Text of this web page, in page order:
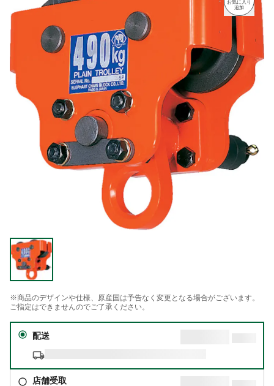
※商品のデザインや仕様、原産国は予告なく変更となる場合がございます。
ご指定はできませんのでご了承ください。
配送
店舗受取